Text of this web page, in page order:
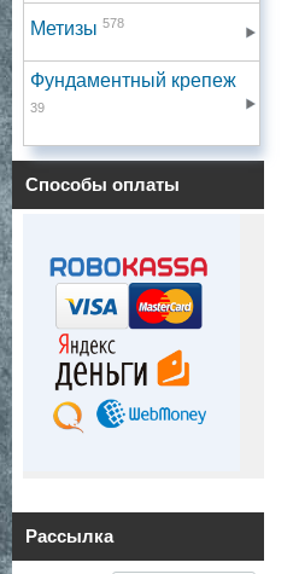
Метизы 578
Фундаментный крепеж
39
Способы оплаты
Рассылка